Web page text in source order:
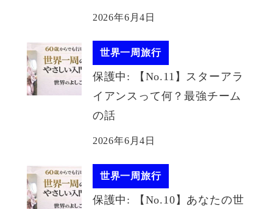
2026年6月4日
世界一周旅行
保護中: 【No.11】スターアラ
イアンスって何？最強チーム
の話
2026年6月4日
世界一周旅行
保護中: 【No.10】あなたの世